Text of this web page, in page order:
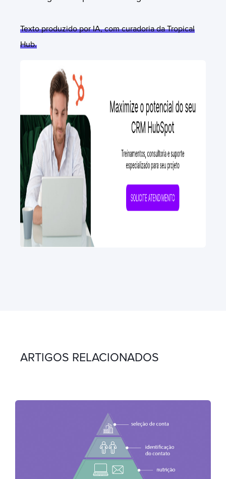
Texto produzido por IA, com curadoria da Tropical
Hub.
ARTIGOS RELACIONADOS